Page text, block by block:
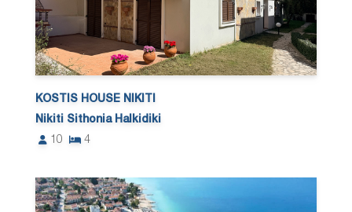
KOSTIS HOUSE NIKITI
Nikiti Sithonia Halkidiki
10
4